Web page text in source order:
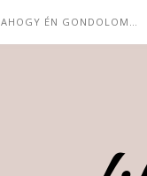
AHOGY ÉN GONDOLOM…